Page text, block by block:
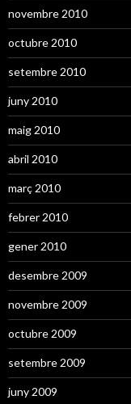
novembre 2010
octubre 2010
setembre 2010
juny 2010
maig 2010
abril 2010
març 2010
febrer 2010
gener 2010
desembre 2009
novembre 2009
octubre 2009
setembre 2009
juny 2009